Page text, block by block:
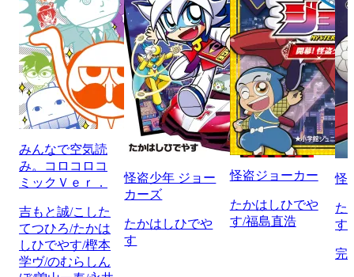
みんなで空気読
み。コロコロコ
ミックＶｅｒ．
吉もと誠/こした
てつひろ/たかは
しひでやす/樫本
学ヴ/のむらしん
怪盗少年 ジョー
カーズ
たかはしひでや
す
怪盗ジョーカー
たかはしひでや
す/福島直浩
怪
た
す
完